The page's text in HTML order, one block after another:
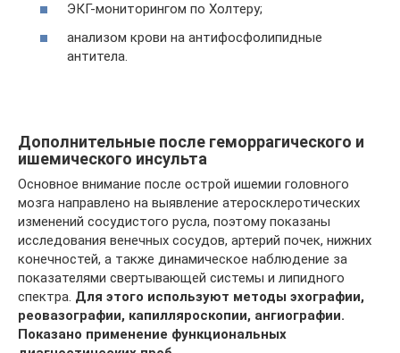
ЭКГ-мониторингом по Холтеру;
анализом крови на антифосфолипидные
антитела.
Дополнительные после геморрагического и
ишемического инсульта
Основное внимание после острой ишемии головного
мозга направлено на выявление атеросклеротических
изменений сосудистого русла, поэтому показаны
исследования венечных сосудов, артерий почек, нижних
конечностей, а также динамическое наблюдение за
показателями свертывающей системы и липидного
спектра. Для этого используют методы эхографии,
реовазографии, капилляроскопии, ангиографии.
Показано применение функциональных